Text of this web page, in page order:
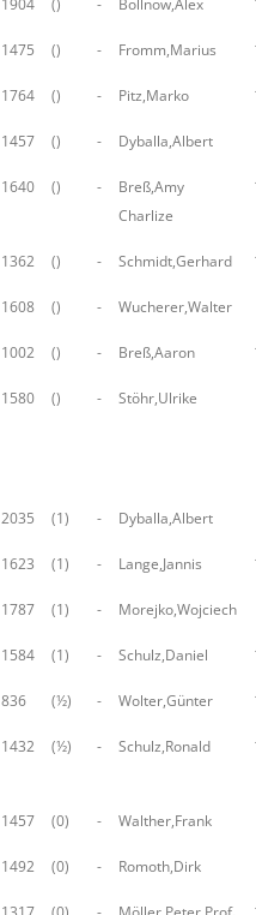
1904 () - Bollnow,Alex
1475 () - Fromm,Marius
1764 () - Pitz,Marko
1457 () - Dyballa,Albert
1640 () -
Breß,Amy
Charlize
1362 () - Schmidt,Gerhard
1608 () - Wucherer,Walter
1002 () - Breß,Aaron
1580 () - Stöhr,Ulrike
2035 (1) - Dyballa,Albert
1623 (1) - Lange,Jannis
1787 (1) - Morejko,Wojciech
1584 (1) - Schulz,Daniel
836 (½) - Wolter,Günter
1432 (½) - Schulz,Ronald
1457 (0) - Walther,Frank
1492 (0) - Romoth,Dirk